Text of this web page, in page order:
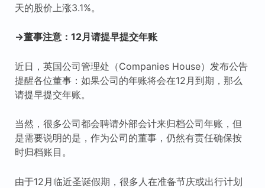
天的股价上涨3.1%。
→董事注意：12月请提早提交年账
近日，英国公司管理处（Companies House）发布公告
提醒各位董事：如果公司的年账将会在12月到期，那么
请提早提交年账。
当然，很多公司都会聘请外部会计来归档公司年账，但
是需要说明的是，作为公司的董事，仍然有责任确保按
时归档账目。
由于12月临近圣诞假期，很多人在准备节庆或出行计划